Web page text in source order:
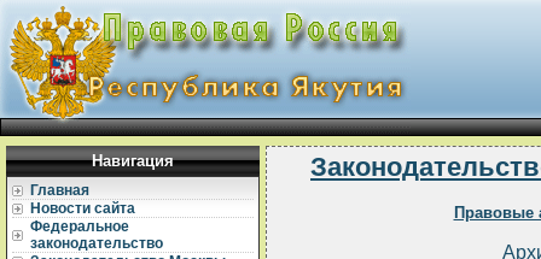
Навигация
Главная
Новости сайта
Федеральное
законодательство
Правовые